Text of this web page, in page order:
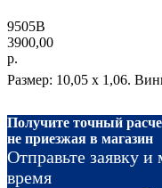
9505B
3900,00
р.
Размер: 10,05 х 1,06.
Получите точный
не приезжая в магазин
Отправьте заявку
время